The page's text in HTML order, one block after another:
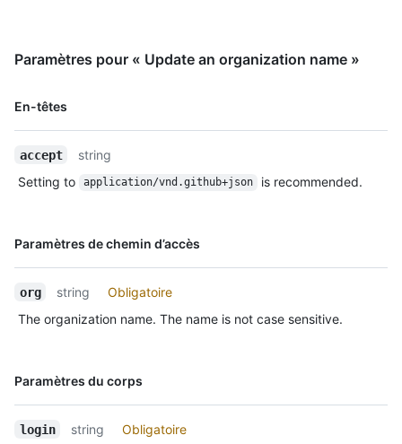
}
Paramètres pour « Update an organization name »
En-têtes
Nom, Type,
accept
string
Setting to
application/vnd.github+json is recommended.
Paramètres de chemin d’accès
Nom, Type,
org string
Obligatoire
The organization name. The name is not case sensitive.
Paramètres du corps
Nom, Type,
login string
Obligatoire